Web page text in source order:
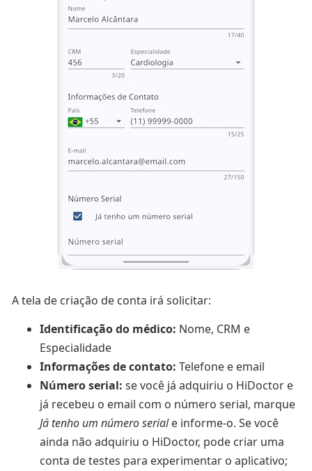
A tela de criação de conta irá solicitar:
Identificação do médico: Nome, CRM e
Especialidade
Informações de contato: Telefone e email
Número serial: se você já adquiriu o HiDoctor e
já recebeu o email com o número serial, marque
Já tenho um número seriale informe-o. Se você
ainda não adquiriu o HiDoctor, pode criar uma
conta de testes para experimentar o aplicativo;